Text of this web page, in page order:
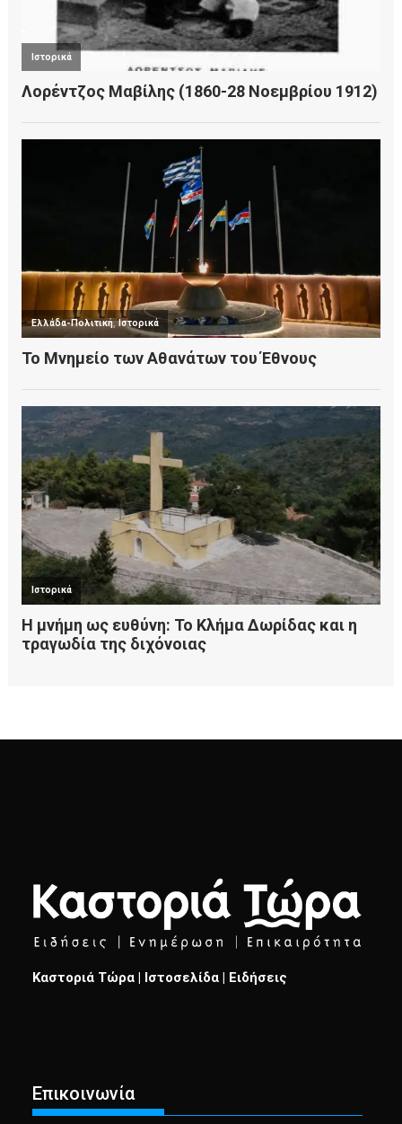
Καστοριά Τώρα | Ιστοσελίδα | Ειδήσεις
Επικοινωνία